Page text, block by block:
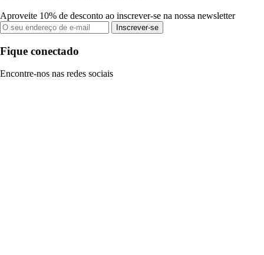
Aproveite 10% de desconto ao inscrever-se na nossa newsletter
Inscrever-se
Fique conectado
Encontre-nos nas redes sociais